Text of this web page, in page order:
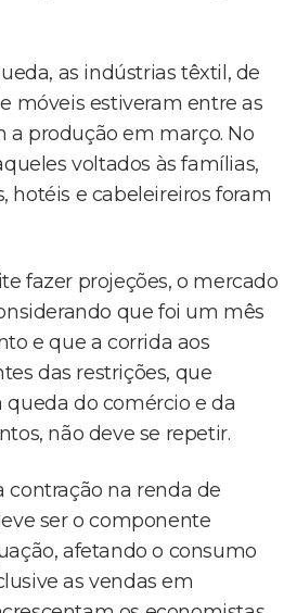
as indústrias têxtil, de
móveis estiveram entre as
a produção em março. No
voltados às famílias,
hotéis e cabeleireiros foram
fazer projeções, o mercado
que foi um mês
e que a corrida aos
das restrições, que
queda do comércio e da
não deve se repetir.
contração na renda de
ser o componente
afetando o consumo
as vendas em